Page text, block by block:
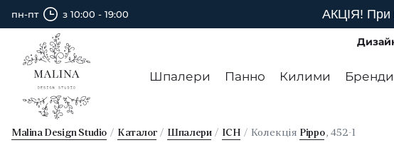
пн-пт з 10:00 - 19:00 АКЦІЯ! При
Шпалери Панно Килими Бренди
Malina Design Studio Каталог Шпалери ICH Колекція Pippo, 452-1